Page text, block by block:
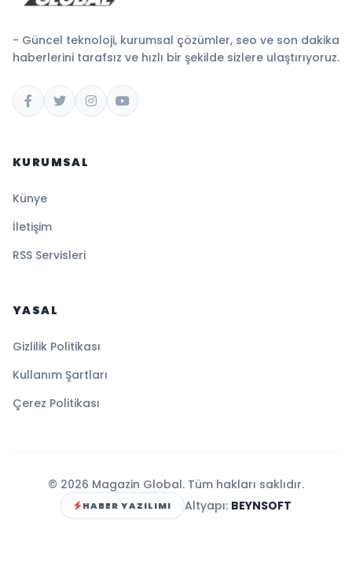
- Güncel teknoloji, kurumsal çözümler, seo ve son dakika
haberlerini tarafsız ve hızlı bir şekilde sizlere ulaştırıyoruz.
KURUMSAL
Künye
İletişim
RSS Servisleri
YASAL
Gizlilik Politikası
Kullanım Şartları
Çerez Politikası
© 2026 Magazin Global. Tüm hakları saklıdır.
HABER YAZILIMI Altyapı: BEYNSOFT